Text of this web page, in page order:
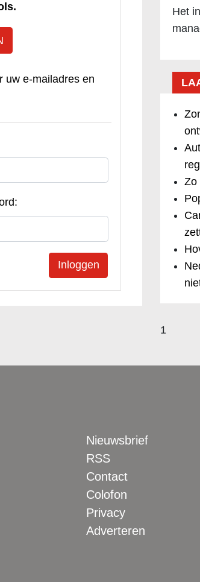
uw e-mailadres en
Het
Zo
1
Nieuwsbrief
RSS
Contact
Colofon
Privacy
Adverteren